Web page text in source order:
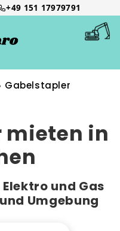
+49 151 17979791
Gabelstapler
mieten in
und Gas
Umgebung